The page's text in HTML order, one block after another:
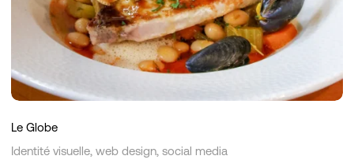
Le Globe
Identité visuelle, web design, social media